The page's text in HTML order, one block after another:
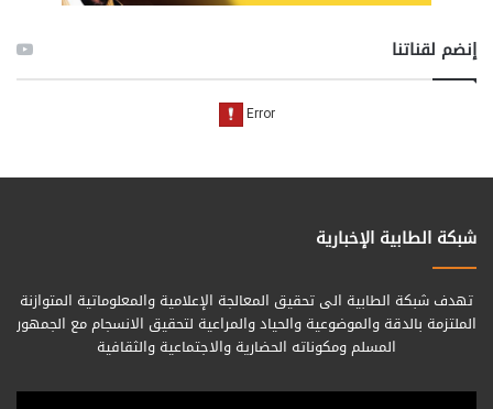
إنضم لقناتنا
شبكة الطابية الإخبارية
تهدف شبكة الطابية الى تحقيق المعالجة الإعلامية والمعلوماتية المتوازنة
الملتزمة بالدقة والموضوعية والحياد والمراعية لتحقيق الانسجام مع الجمهور
المسلم ومكوناته الحضارية والاجتماعية والثقافية